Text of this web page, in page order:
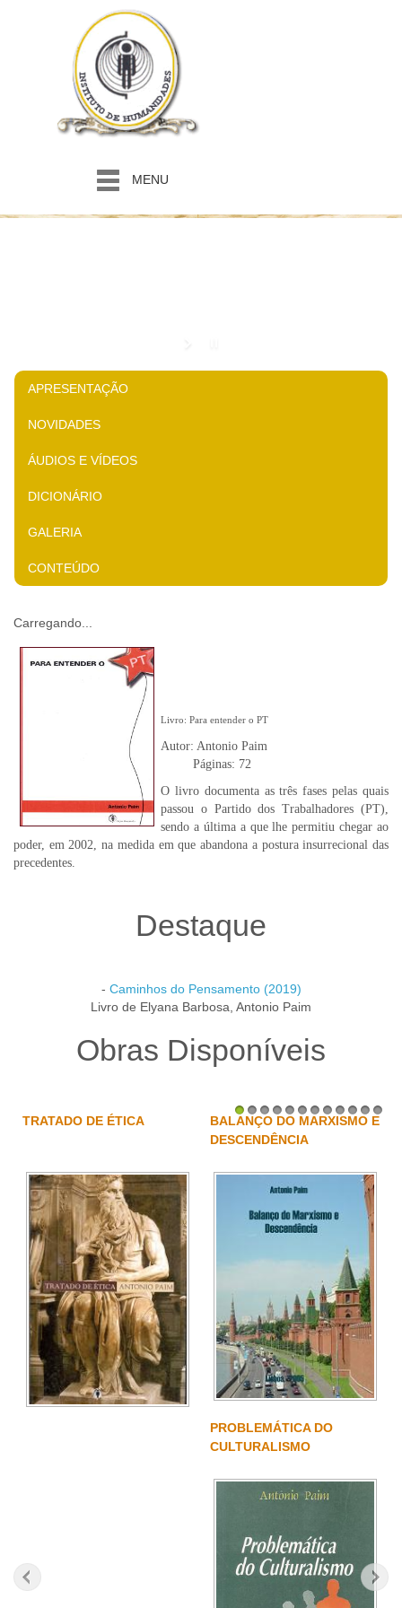
MENU
APRESENTAÇÃO
NOVIDADES
ÁUDIOS E VÍDEOS
DICIONÁRIO
GALERIA
CONTEÚDO
Carregando...
Livro: Para entender o PT
Autor: Antonio Paim
Páginas: 72
O livro documenta as três fases pelas quais
passou o Partido dos Trabalhadores (PT),
sendo a última a que lhe permitiu chegar ao
poder, em 2002, na medida em que abandona a postura insurrecional das
precedentes.
Destaque
- Caminhos do Pensamento (2019)
Livro de Elyana Barbosa, Antonio Paim
Obras Disponíveis
1 2 3 4 5 6 7 8 9 101112
TRATADO DE ÉTICA
BALANÇO DO MARXISMO E
DESCENDÊNCIA
PROBLEMÁTICA DO
CULTURALISMO